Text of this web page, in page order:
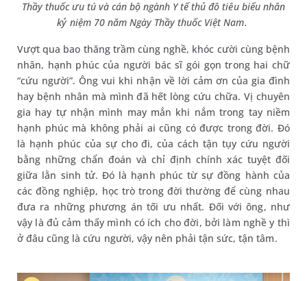
Thầy thuốc ưu tú và cán bộ ngành Y tế thủ đô tiêu biểu nhân
kỷ niệm 70 năm Ngày Thầy thuốc Việt Nam.
Vượt qua bao thăng trầm cùng nghề, khóc cười cùng bệnh
nhân, hạnh phúc của người bác sĩ gói gọn trong hai chữ
“cứu người”. Ông vui khi nhận về lời cảm ơn của gia đình
hay bệnh nhân mà mình đã hết lòng cứu chữa. Vị chuyên
gia hay tự nhận mình may mắn khi nắm trong tay niềm
hạnh phúc mà không phải ai cũng có được trong đời. Đó
là hạnh phúc của sự cho đi, của cách tận tụy cứu người
bằng những chẩn đoán và chỉ định chính xác tuyệt đối
giữa lằn sinh tử. Đó là hạnh phúc từ sự đồng hành của
các đồng nghiệp, học trò trong đời thường để cùng nhau
đưa ra những phương án tối ưu nhất. Đối với ông, như
vậy là đủ cảm thấy mình có ích cho đời, bởi làm nghề y thì
ở đâu cũng là cứu người, vậy nên phải tận sức, tận tâm.